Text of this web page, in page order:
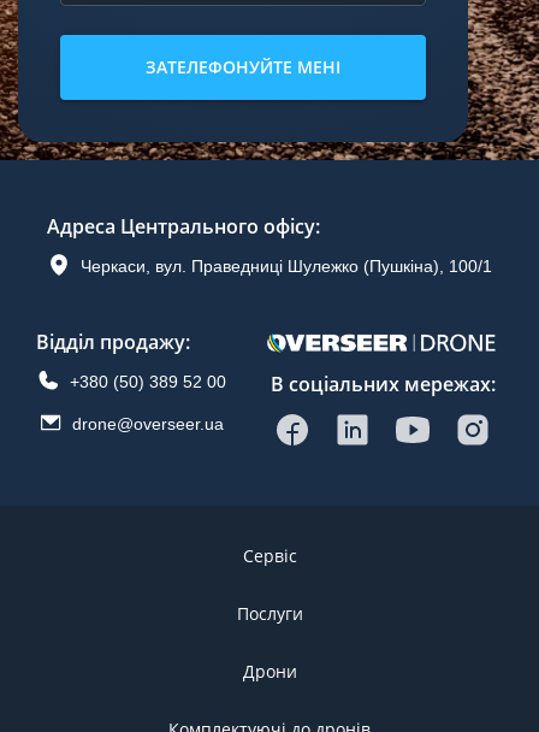
ЗАТЕЛЕФОНУЙТЕ МЕНІ
В соціальних мережах:
Адреса Центрального офісу:
Черкаси, вул. Праведниці Шулежко (Пушкіна), 100/1
Відділ продажу:
+380 (50) 389 52 00
drone@overseer.ua
Сервіс
Послуги
Дрони